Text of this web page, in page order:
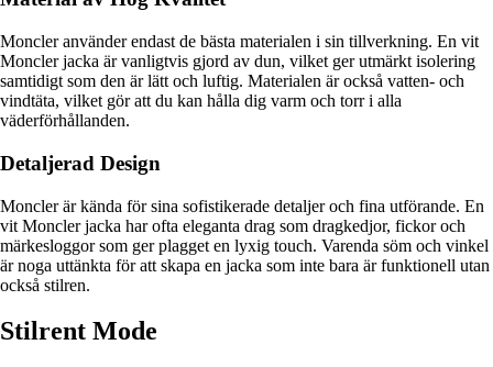
Moncler använder endast de bästa materialen i sin tillverkning. En vit
Moncler jacka är vanligtvis gjord av dun, vilket ger utmärkt isolering
samtidigt som den är lätt och luftig. Materialen är också vatten- och
vindtäta, vilket gör att du kan hålla dig varm och torr i alla
väderförhållanden.
Detaljerad Design
Moncler är kända för sina sofistikerade detaljer och fina utförande. En
vit Moncler jacka har ofta eleganta drag som dragkedjor, fickor och
märkesloggor som ger plagget en lyxig touch. Varenda söm och vinkel
är noga uttänkta för att skapa en jacka som inte bara är funktionell utan
också stilren.
Stilrent Mode